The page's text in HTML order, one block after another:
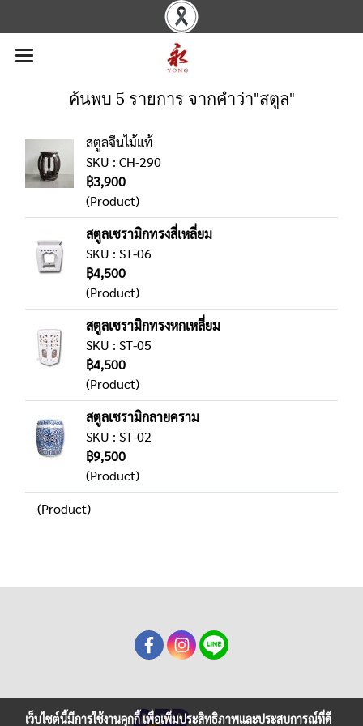
ค้นพบ 5 รายการ จากคำว่า"สตูล"
สตูลจีนไม้แท้
SKU : CH-290
฿3,900
(Product)
สตูลเซรามิกทรงสี่เหลี่ยม
SKU : ST-06
฿4,500
(Product)
สตูลเซรามิกทรงหกเหลี่ยม
SKU : ST-05
฿4,500
(Product)
สตูลเซรามิกลายคราม
SKU : ST-02
฿9,500
(Product)
(Product)
เว็บไซต์นี้มีการใช้งานคุกกี้ เพื่อเพิ่มประสิทธิภาพและประสบการณ์ที่ดี